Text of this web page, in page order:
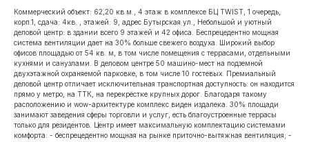
Коммерческий объект: 62,20 кв.м., 4 этаж в комплексе БЦ TWIST, 1 очередь,
корп.1, сдача: 4кв. , этажей: 9, адрес Бутырская ул., Небольшой и уютный
деловой центр: в здании всего 9 этажей и 42 офиса. Беспрецедентно мощная
система вентиляции дает на 30% больше свежего воздуха. Широкий выбор
офисов площадью от 54 кв. м, в том числе помещения с террасами, отдельными
кухнями и санузлами. В деловом центре 50 машино-мест на подземной
двухэтажной охраняемой парковке, в том числе 10 гостевых. Премиальный
деловой центр отличает исключительная транспортная доступность: он находится
прямо у метро, на ТТК, на перекрёстке крупных дорог. Благодаря такому
расположению и wow-архитектуре комплекс виден издалека. 30% площади
занимают заведения сферы торговли и услуг, есть благоустроенные террасы
только для резидентов. Центр имеет максимальную комплектацию системами
комфорта: - беспрецедентно мощная на рынке приточно-вытяжная вентиляция; -